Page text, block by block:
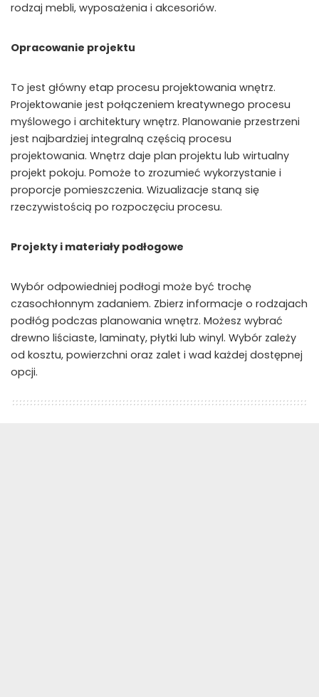
rodzaj mebli, wyposażenia i akcesoriów.
Opracowanie projektu
To jest główny etap procesu projektowania wnętrz.
Projektowanie jest połączeniem kreatywnego procesu
myślowego i architektury wnętrz. Planowanie przestrzeni
jest najbardziej integralną częścią procesu
projektowania. Wnętrz daje plan projektu lub wirtualny
projekt pokoju. Pomoże to zrozumieć wykorzystanie i
proporcje pomieszczenia. Wizualizacje staną się
rzeczywistością po rozpoczęciu procesu.
Projekty i materiały podłogowe
Wybór odpowiedniej podłogi może być trochę
czasochłonnym zadaniem. Zbierz informacje o rodzajach
podłóg podczas planowania wnętrz. Możesz wybrać
drewno liściaste, laminaty, płytki lub winyl. Wybór zależy
od kosztu, powierzchni oraz zalet i wad każdej dostępnej
opcji.